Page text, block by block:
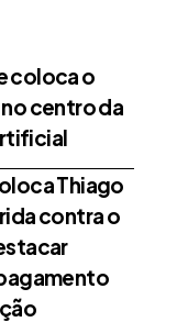
coloca o
centro da
Thiago
contra o